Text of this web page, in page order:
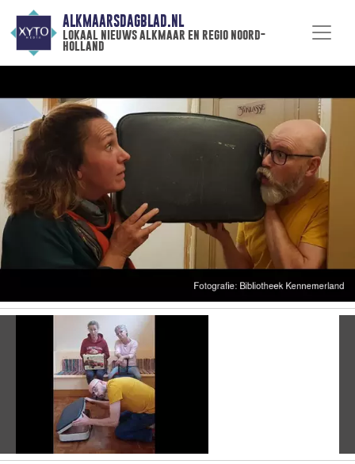
ALKMAARSDAGBLAD.NL
lokaal nieuws alkmaar en regio noord-
holland